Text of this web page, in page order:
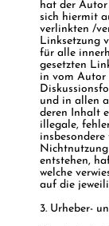
hat der
sich hiermit
verlinkten /
Linksetzung
für alle
gesetzten
in vom Autor
und in allen
deren Inhalt
illegale,
entstehen,
welche
auf die
3. Urheber-